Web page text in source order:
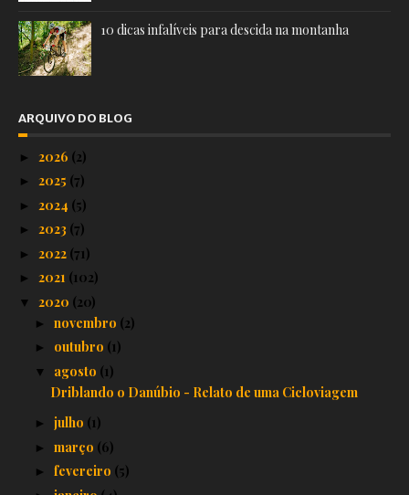
10 dicas infalíveis para descida na montanha
ARQUIVO DO BLOG
► 2026 (2)
► 2025 (7)
► 2024 (5)
► 2023 (7)
► 2022 (71)
► 2021 (102)
▼ 2020 (20)
► novembro (2)
► outubro (1)
▼ agosto (1)
Driblando o Danúbio - Relato de uma Cicloviagem
► julho (1)
► março (6)
► fevereiro (5)